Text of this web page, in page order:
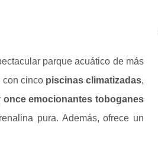
parque acuático de más
con cinco piscinas climatizadas,
once emocionantes toboganes
pura. Además, ofrece un